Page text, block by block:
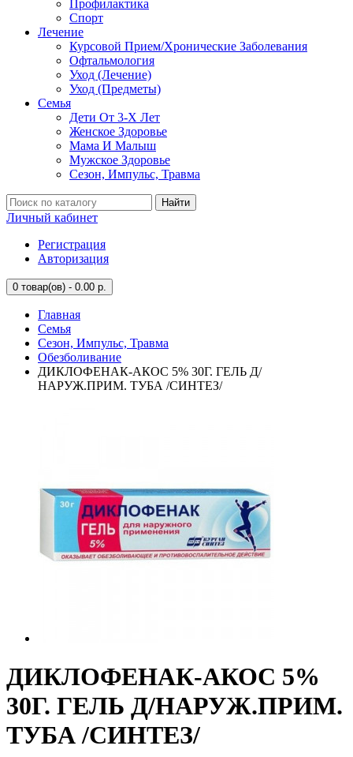
Профилактика
Спорт
Лечение
Курсовой Прием/Хронические Заболевания
Офтальмология
Уход (Лечение)
Уход (Предметы)
Семья
Дети От 3-Х Лет
Женское Здоровье
Мама И Малыш
Мужское Здоровье
Сезон, Импульс, Травма
Найти
Личный кабинет
Регистрация
Авторизация
0 товар(ов) - 0.00 р.
Главная
Семья
Сезон, Импульс, Травма
Обезболивание
ДИКЛОФЕНАК-АКОС 5% 30Г. ГЕЛЬ Д/
НАРУЖ.ПРИМ. ТУБА /СИНТЕЗ/
ДИКЛОФЕНАК-АКОС 5%
30Г. ГЕЛЬ Д/НАРУЖ.ПРИМ.
ТУБА /СИНТЕЗ/